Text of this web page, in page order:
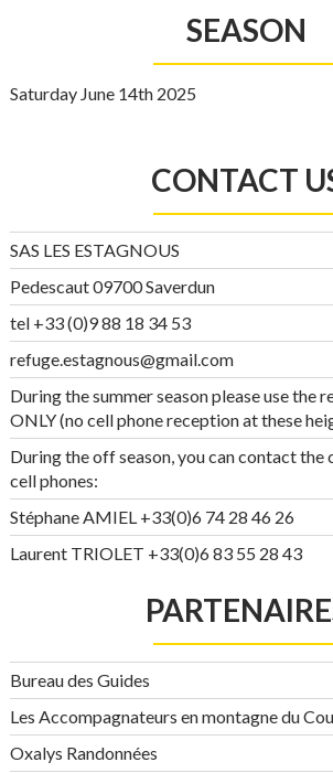
SEASON
Saturday June 14th 2025
CONTACT
SAS LES ESTAGNOUS
Pedescaut 09700 Saverdun
tel +33 (0)9 88 18 34 53
refuge.estagnous@gmail.com
During the summer season please use the
ONLY (no cell phone reception at these
During the off season, you can contact the
cell phones:
Stéphane AMIEL +33(0)6 74 28 46 26
Laurent TRIOLET +33(0)6 83 55 28 43
Bureau des Guides
Les Accompagnateurs en montagne du
Oxalys Randonnées